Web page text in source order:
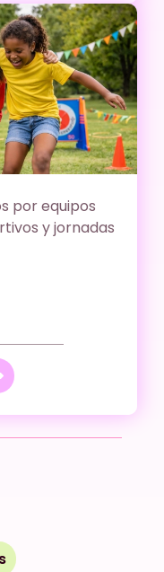
por equipos
y jornadas